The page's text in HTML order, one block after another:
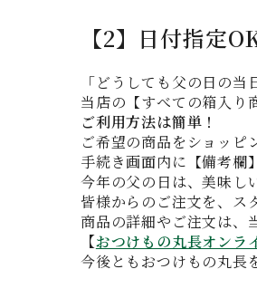
【2】日付指定
「どうしても父の日の
当店の【すべての箱入り
ご利用方法は簡単！
ご希望の商品をショッピ
手続き画面内に【備考欄
今年の父の日は、美味し
皆様からのご注文を、ス
商品の詳細やご注文は、
【おつけもの丸長オン
今後ともおつけもの丸長